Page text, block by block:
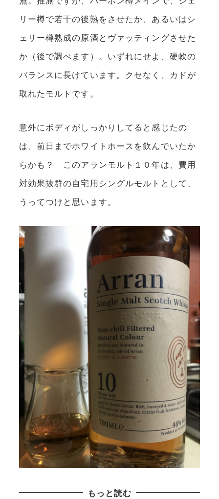
リー樽で若干の後熟をさせたか、あるいはシ
ェリー樽熟成の原酒とヴァッティングさせた
か（後で調べます）。いずれにせよ、硬軟の
バランスに長けています。クセなく、カドが
取れたモルトです。
意外にボディがしっかりしてると感じたの
は、前日までホワイトホースを飲んでいたか
らかも？ このアランモルト１０年は、費用
対効果抜群の自宅用シングルモルトとして、
うってつけと思います。
もっと読む